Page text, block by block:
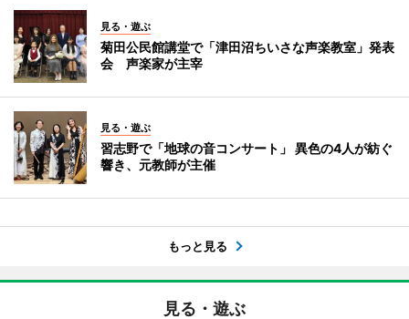
見る・遊ぶ
菊田公民館講堂で「津田沼ちいさな声楽教室」発表
会 声楽家が主宰
見る・遊ぶ
習志野で「地球の音コンサート」 異色の4人が紡ぐ
響き、元教師が主催
もっと見る
見る・遊ぶ